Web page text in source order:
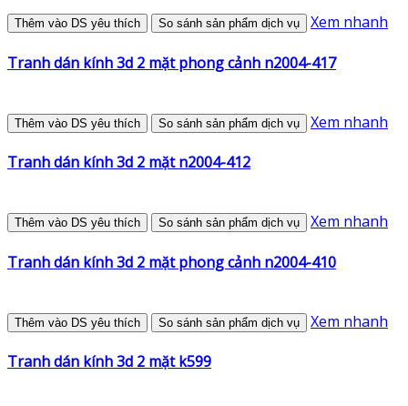
Thêm vào DS yêu thích So sánh sản phẩm dịch vụ Xem nhanh
Tranh dán kính 3d 2 mặt phong cảnh n2004-417
Thêm vào DS yêu thích So sánh sản phẩm dịch vụ Xem nhanh
Tranh dán kính 3d 2 mặt n2004-412
Thêm vào DS yêu thích So sánh sản phẩm dịch vụ Xem nhanh
Tranh dán kính 3d 2 mặt phong cảnh n2004-410
Thêm vào DS yêu thích So sánh sản phẩm dịch vụ Xem nhanh
Tranh dán kính 3d 2 mặt k599